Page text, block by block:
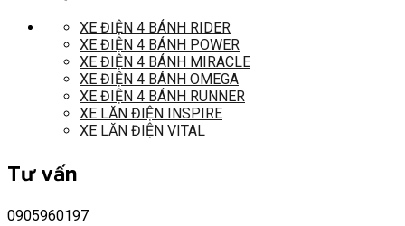
XE ĐIỆN 4 BÁNH RIDER
XE ĐIỆN 4 BÁNH POWER
XE ĐIỆN 4 BÁNH MIRACLE
XE ĐIỆN 4 BÁNH OMEGA
XE ĐIỆN 4 BÁNH RUNNER
XE LĂN ĐIỆN INSPIRE
XE LĂN ĐIỆN VITAL
Tư vấn
0905960197